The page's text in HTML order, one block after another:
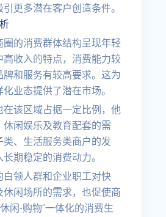
更多潜在客户创造条件。
圈的消费群体结构呈现年轻
高收入的特点，消费能力较
牌和服务有较高要求。这为
业态提供了潜在市场。
在该区域占据一定比例，他
休闲娱乐及教育配套的需
类、生活服务类商户的发
期稳定的消费动力。
白领人群和企业职工对快
休闲场所的需求，也促使商
闲-购物”一体化的消费生